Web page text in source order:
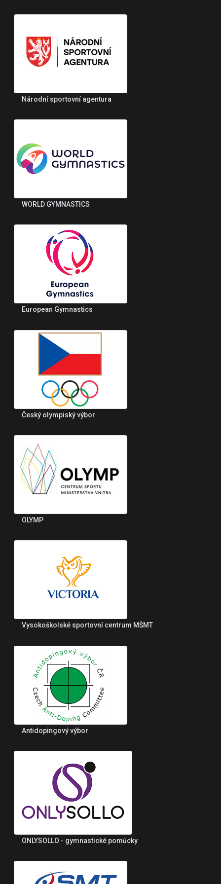
Národní sportovní agentura
WORLD GYMNASTICS
European Gymnastics
Český olympiský výbor
OLYMP
Vysokoškolské sportovní centrum MŠMT
Antidopingový výbor
ONLYSOLLO - gymnastické pomůcky